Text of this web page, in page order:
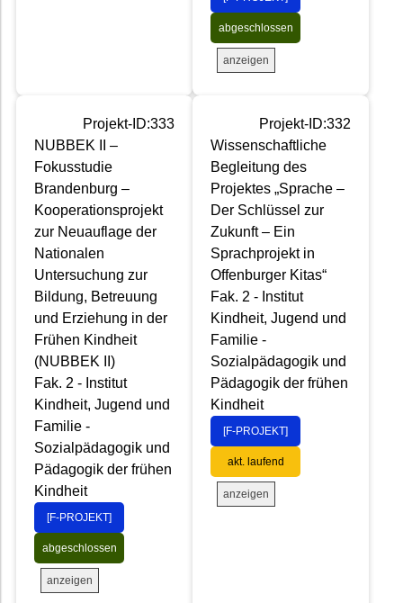
abgeschlossen
anzeigen
Projekt-ID:333
NUBBEK II –
Fokusstudie
Brandenburg –
Kooperationsprojekt
zur Neuauflage der
Nationalen
Untersuchung zur
Bildung, Betreuung
und Erziehung in der
Frühen Kindheit
(NUBBEK II)
Fak. 2 - Institut
Kindheit, Jugend und
Familie -
Sozialpädagogik und
Pädagogik der frühen
Kindheit
[F-PROJEKT]
abgeschlossen
anzeigen
Projekt-ID:332
Wissenschaftliche
Begleitung des
Projektes „Sprache –
Der Schlüssel zur
Zukunft – Ein
Sprachprojekt in
Offenburger Kitas“
Fak. 2 - Institut
Kindheit, Jugend und
Familie -
Sozialpädagogik und
Pädagogik der frühen
Kindheit
[F-PROJEKT]
akt. laufend
anzeigen